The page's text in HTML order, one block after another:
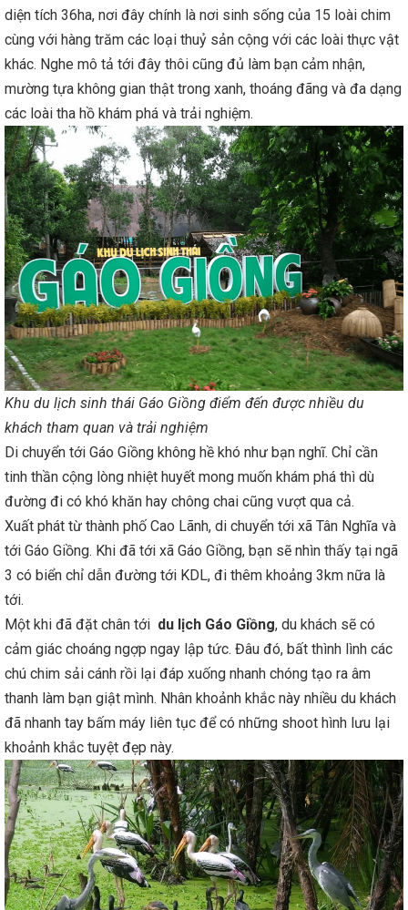
diện tích 36ha, nơi đây chính là nơi sinh sống của 15 loài chim
cùng với hàng trăm các loại thuỷ sản cộng với các loài thực vật
khác. Nghe mô tả tới đây thôi cũng đủ làm bạn cảm nhận,
mường tựa không gian thật trong xanh, thoáng đãng và đa dạng
các loài tha hồ khám phá và trải nghiệm.
Khu du lịch sinh thái Gáo Giồng điểm đến được nhiều du
khách tham quan và trải nghiệm
Di chuyển tới Gáo Giồng không hề khó như bạn nghĩ. Chỉ cần
tinh thần cộng lòng nhiệt huyết mong muốn khám phá thì dù
đường đi có khó khăn hay chông chai cũng vượt qua cả.
Xuất phát từ thành phố Cao Lãnh, di chuyển tới xã Tân Nghĩa và
tới Gáo Giồng. Khi đã tới xã Gáo Giồng, bạn sẽ nhìn thấy tại ngã
3 có biển chỉ dẫn đường tới KDL, đi thêm khoảng 3km nữa là
tới.
Một khi đã đặt chân tới du lịch Gáo Giồng, du khách sẽ có
cảm giác choáng ngợp ngay lập tức. Đâu đó, bất thình lình các
chú chim sải cánh rồi lại đáp xuống nhanh chóng tạo ra âm
thanh làm bạn giật mình. Nhân khoảnh khắc này nhiều du khách
đã nhanh tay bấm máy liên tục để có những shoot hình lưu lại
khoảnh khắc tuyệt đẹp này.